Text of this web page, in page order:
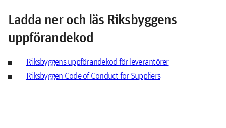
Ladda ner och läs Riksbyggens
uppförandekod
Riksbyggens uppförandekod för leverantörer
Riksbyggen Code of Conduct for Suppliers